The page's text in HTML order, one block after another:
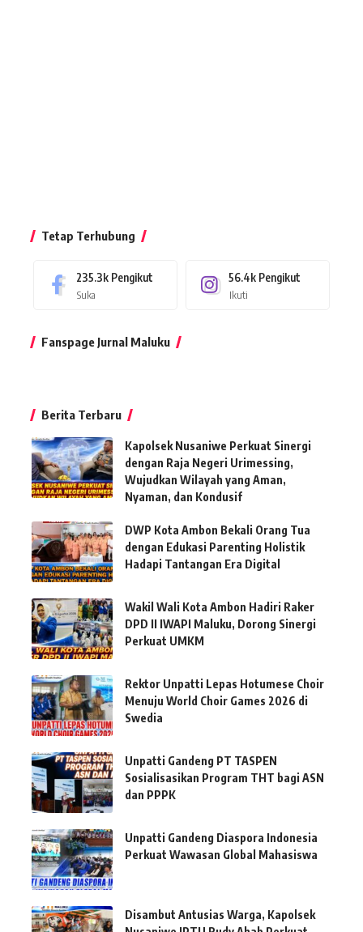
Tetap Terhubung
235.3k Pengikut
Suka
56.4k Pengikut
Ikuti
Fanspage Jurnal Maluku
Berita Terbaru
Kapolsek Nusaniwe Perkuat Sinergi
dengan Raja Negeri Urimessing,
Wujudkan Wilayah yang Aman,
Nyaman, dan Kondusif
DWP Kota Ambon Bekali Orang Tua
dengan Edukasi Parenting Holistik
Hadapi Tantangan Era Digital
Wakil Wali Kota Ambon Hadiri Raker
DPD II IWAPI Maluku, Dorong Sinergi
Perkuat UMKM
Rektor Unpatti Lepas Hotumese Choir
Menuju World Choir Games 2026 di
Swedia
Unpatti Gandeng PT TASPEN
Sosialisasikan Program THT bagi ASN
dan PPPK
Unpatti Gandeng Diaspora Indonesia
Perkuat Wawasan Global Mahasiswa
Disambut Antusias Warga, Kapolsek